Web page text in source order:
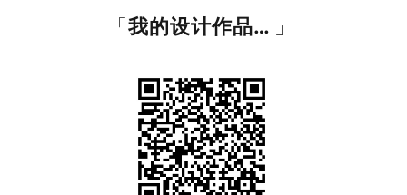
「 我的设计作品展示 」